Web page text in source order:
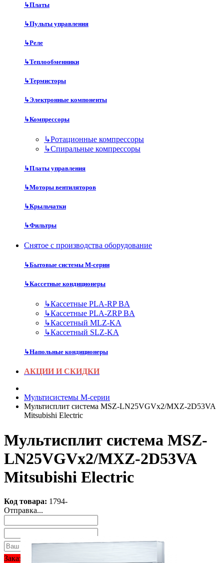
↳Платы
↳Пульты управления
↳Реле
↳Теплообменники
↳Термисторы
↳Электронные компоненты
↳Компрессоры
↳Ротационные компрессоры
↳Спиральные компрессоры
↳Платы управления
↳Моторы вентиляторов
↳Крыльчатки
↳Фильтры
Снятое с производства оборудование
↳Бытовые системы M-серии
↳Кассетные кондиционеры
↳Кассетные PLA-RP BA
↳Кассетные PLA-ZRP BA
↳Кассетный MLZ-KA
↳Кассетный SLZ-KA
↳Напольные кондиционеры
АКЦИИ И СКИДКИ
Мультисистемы M-серии
Мультисплит система MSZ-LN25VGVx2/MXZ-2D53VA
Mitsubishi Electric
Мультисплит система MSZ-
LN25VGVx2/MXZ-2D53VA
Mitsubishi Electric
Код товара: 1794-
Отправка...
Заказать звонок